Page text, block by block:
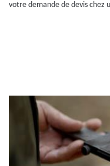
votre demande de devis chez